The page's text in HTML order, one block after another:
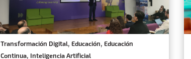
Transformación Digital, Educación, Educación
Continua, Inteligencia Artificial